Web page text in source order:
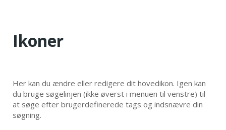
Ikoner
Her kan du ændre eller redigere dit hovedikon. Igen kan
du bruge søgelinjen (ikke øverst i menuen til venstre) til
at søge efter brugerdefinerede tags og indsnævre din
søgning.